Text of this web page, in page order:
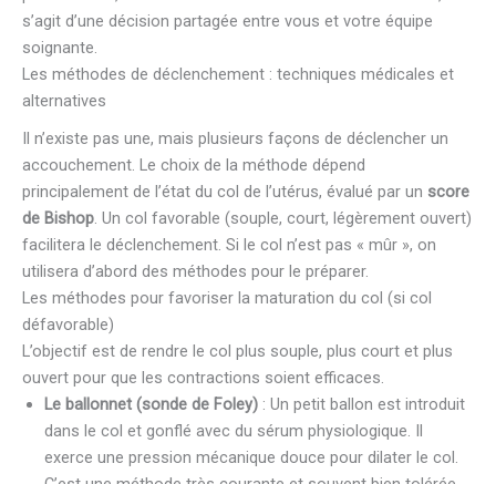
s’agit d’une décision partagée entre vous et votre équipe
soignante.
Les méthodes de déclenchement : techniques médicales et
alternatives
Il n’existe pas une, mais plusieurs façons de déclencher un
accouchement. Le choix de la méthode dépend
principalement de l’état du col de l’utérus, évalué par un score
de Bishop. Un col favorable (souple, court, légèrement ouvert)
facilitera le déclenchement. Si le col n’est pas « mûr », on
utilisera d’abord des méthodes pour le préparer.
Les méthodes pour favoriser la maturation du col (si col
défavorable)
L’objectif est de rendre le col plus souple, plus court et plus
ouvert pour que les contractions soient efficaces.
Le ballonnet (sonde de Foley) : Un petit ballon est introduit
dans le col et gonflé avec du sérum physiologique. Il
exerce une pression mécanique douce pour dilater le col.